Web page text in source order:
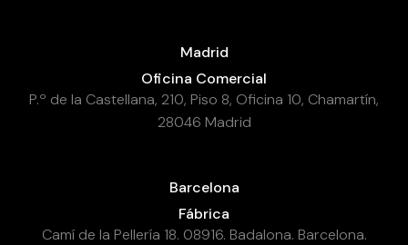
Madrid
Oficina Comercial
P.º de la Castellana, 210, Piso 8, Oficina 10, Chamartín,
28046 Madrid
Barcelona
Fábrica
Camí de la Pellería 18. 08916. Badalona. Barcelona.